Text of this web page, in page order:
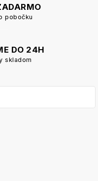
pobočku
DO 24H
skladom